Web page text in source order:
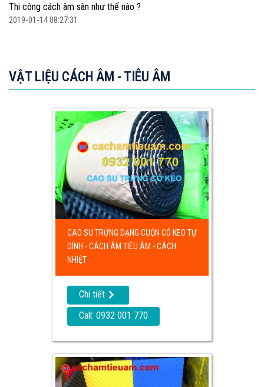
Thi công cách âm sàn như thế nào ?
2019-01-14 08:27:31
VẬT LIỆU CÁCH ÂM - TIÊU ÂM
CAO SU TRỨNG DẠNG CUỘN CÓ KEO TỰ
DÍNH - CÁCH ÂM TIÊU ÂM - CÁCH
NHIỆT
Chi tiết
Call: 0932 001 770